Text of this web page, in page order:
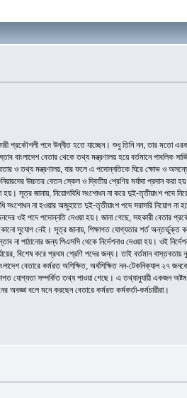
প্রকৌশলী পদে উন্নীত হতে যাচ্ছেন। শুধু তিনি নন, তার মতো
বেতার থেকে তথ্য মন্ত্রণালয় হয়ে বর্তমানে পাবলিক
ও তথ্য মন্ত্রণালয়, যার ফলে এ পদোন্নতিকে ঘিরে ক্ষোভ ও
উচ্চতর বেতন স্কেল ও দ্বিতীয় শ্রেণির মর্যাদা প্রদান করা
সূত্র জানায়, নিয়োগবিধি সংশোধন না করে দুই-তৃতীয়াংশ পদে
সংশোধন না হওয়ার অজুহাতে দুই-তৃতীয়াংশ পদে সরাসরি নিয়োগ না
ওই পদে পদোন্নতি দেওয়া হয়। জানা গেছে, সহকারী বেতার
সুযোগ নেই। সূত্র জানায়, শিক্ষাগত যোগ্যতার শর্ত অন্তর্ভুক্ত
পাঠানোর জন্য পিএসসি থেকে নির্দেশনাও দেওয়া হয়। ওই
বিশেষ করে প্রথম শ্রেণি পদের জন্য। তাই বর্তমান বাস্তবতায়
বেতারে কর্মরত অশিক্ষিত, অর্ধশিক্ষিত নন-টেকনিক্যাল ২৭
যোগ্যতা সম্পর্কিত তথ্য পাওয়া গেছে। এ তথ্যানুযায়ী একজন
বলে মনে করছেন বেতারে কর্মরত কর্মকর্তা-কর্মচারীরা।